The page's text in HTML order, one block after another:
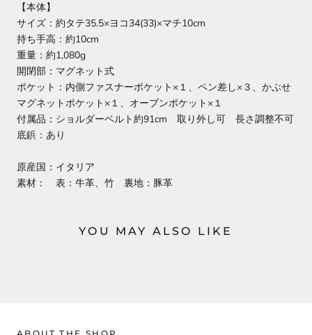
【本体】
サイズ：約タテ35.5×ヨコ34(33)×マチ10cm
持ち手高：約10cm
重量：約1,080g
開閉部：マグネット式
ポケット：内側ファスナーポケット×１、ペン差し×３、かぶせ
マグネットポケット×１、オープンポケット×１
付属品：ショルダーベルト約91cm 取り外し可 長さ調整不可
底鋲：あり
原産国：イタリア
素材： 表：牛革、竹 裏地：豚革
YOU MAY ALSO LIKE